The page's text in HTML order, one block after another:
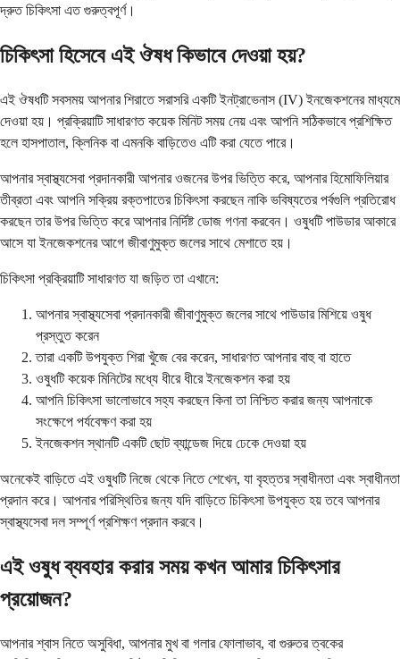
দ্রুত চিকিৎসা এত গুরুত্বপূর্ণ।
চিকিৎসা হিসেবে এই ঔষধ কিভাবে দেওয়া হয়?
এই ঔষধটি সবসময় আপনার শিরাতে সরাসরি একটি ইনট্রাভেনাস (IV) ইনজেকশনের মাধ্যমে
দেওয়া হয়। প্রক্রিয়াটি সাধারণত কয়েক মিনিট সময় নেয় এবং আপনি সঠিকভাবে প্রশিক্ষিত
হলে হাসপাতাল, ক্লিনিক বা এমনকি বাড়িতেও এটি করা যেতে পারে।
আপনার স্বাস্থ্যসেবা প্রদানকারী আপনার ওজনের উপর ভিত্তি করে, আপনার হিমোফিলিয়ার
তীব্রতা এবং আপনি সক্রিয় রক্তপাতের চিকিৎসা করছেন নাকি ভবিষ্যতের পর্বগুলি প্রতিরোধ
করছেন তার উপর ভিত্তি করে আপনার নির্দিষ্ট ডোজ গণনা করবেন। ওষুধটি পাউডার আকারে
আসে যা ইনজেকশনের আগে জীবাণুমুক্ত জলের সাথে মেশাতে হয়।
চিকিৎসা প্রক্রিয়াটি সাধারণত যা জড়িত তা এখানে:
আপনার স্বাস্থ্যসেবা প্রদানকারী জীবাণুমুক্ত জলের সাথে পাউডার মিশিয়ে ওষুধ
প্রস্তুত করেন
তারা একটি উপযুক্ত শিরা খুঁজে বের করেন, সাধারণত আপনার বাহু বা হাতে
ওষুধটি কয়েক মিনিটের মধ্যে ধীরে ধীরে ইনজেকশন করা হয়
আপনি চিকিৎসা ভালোভাবে সহ্য করছেন কিনা তা নিশ্চিত করার জন্য আপনাকে
সংক্ষেপে পর্যবেক্ষণ করা হয়
ইনজেকশন স্থানটি একটি ছোট ব্যান্ডেজ দিয়ে ঢেকে দেওয়া হয়
অনেকেই বাড়িতে এই ওষুধটি নিজে থেকে নিতে শেখেন, যা বৃহত্তর স্বাধীনতা এবং স্বাধীনতা
প্রদান করে। আপনার পরিস্থিতির জন্য যদি বাড়িতে চিকিৎসা উপযুক্ত হয় তবে আপনার
স্বাস্থ্যসেবা দল সম্পূর্ণ প্রশিক্ষণ প্রদান করবে।
এই ওষুধ ব্যবহার করার সময় কখন আমার চিকিৎসার
প্রয়োজন?
আপনার শ্বাস নিতে অসুবিধা, আপনার মুখ বা গলার ফোলাভাব, বা গুরুতর ত্বকের